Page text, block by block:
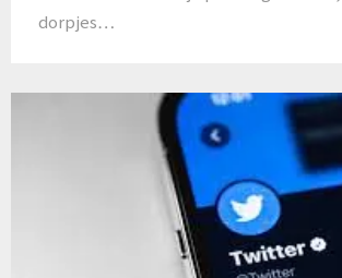
dorpjes…